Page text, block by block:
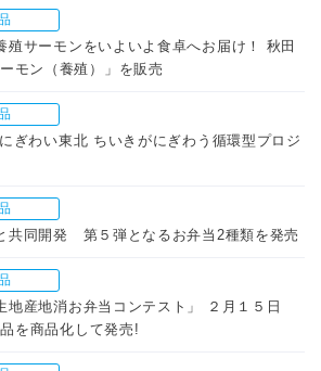
殖サーモンをいよいよ食卓へお届け！ 秋田
モン（養殖）」を販売
ぎわい東北 ちいきがにぎわう循環型プロジ
共同開発 第５弾となるお弁当2種類を発売
地産地消お弁当コンテスト」 ２月１５日
を商品化して発売!